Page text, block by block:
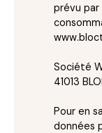
prévu par
Société
41013
Pour en
données